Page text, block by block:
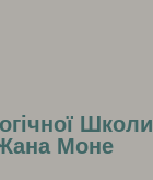
Школи
Моне